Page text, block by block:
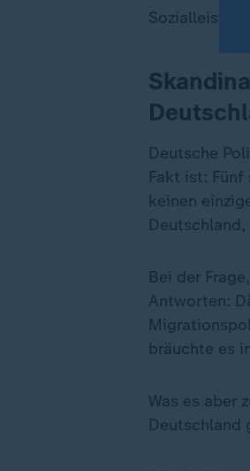
Deutsche
Fakt ist:
keinen
Bei der
Antworten:
bräuchte es
Was es aber
Deutschland